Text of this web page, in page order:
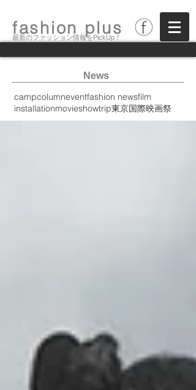
最新のファッション情報をPickUp！
fashion plus
News
campcolumneventfashion newsfilm
installationmovieshowtrip東京国際映画祭